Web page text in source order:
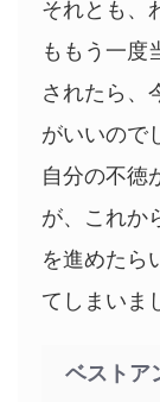
それとも、
ももう一度
されたら、
がいいので
自分の不徳
が、これか
を進めたら
てしまいま
ベストア